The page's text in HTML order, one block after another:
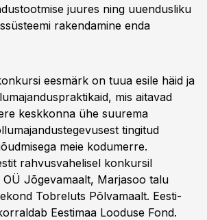
juures ning uuendusliku
rakendamine enda
eesmärk on tuua esile häid ja
mis aitavad
keskkonna ühe suurema
tingitud
meie kodumerre.
rahvusvahelisel konkursil
OÜ Jõgevamaalt, Marjasoo talu
Tobreluts Põlvamaalt. Eesti-
Eestimaa Looduse Fond.